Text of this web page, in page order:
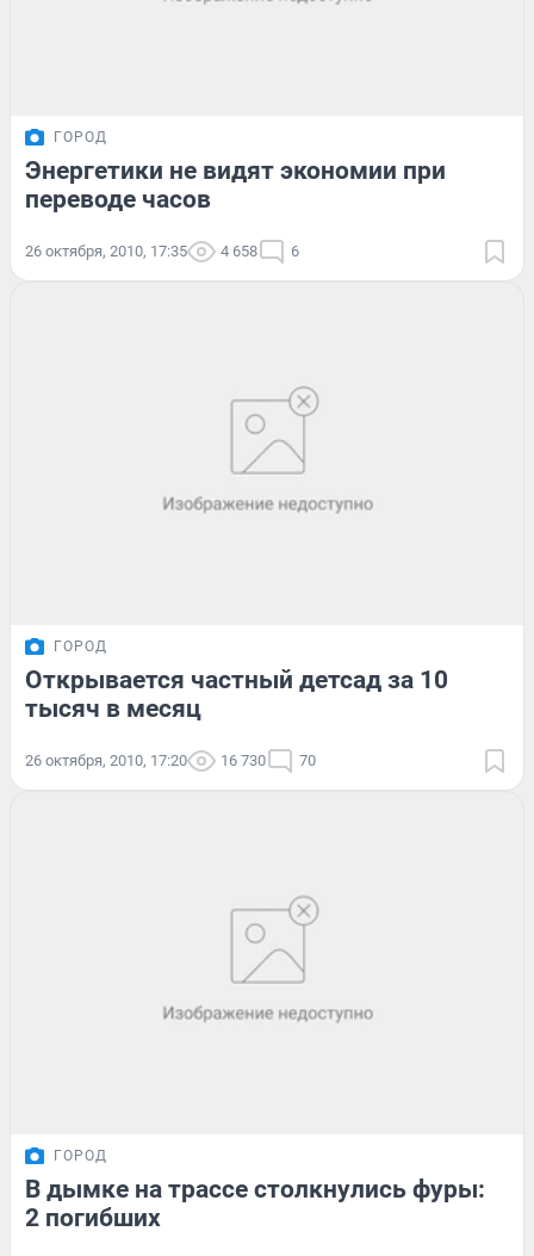
ГОРОД
Энергетики не видят экономии при
переводе часов
26 октября, 2010, 17:35 4 658 6
ГОРОД
Открывается частный детсад за 10
тысяч в месяц
26 октября, 2010, 17:20 16 730 70
ГОРОД
В дымке на трассе столкнулись фуры:
2 погибших